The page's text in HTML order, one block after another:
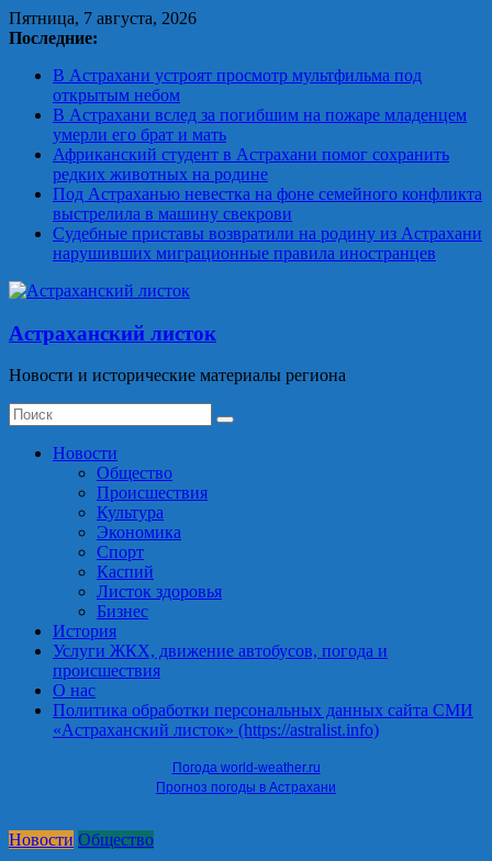
Skip
to
Пятница, 7 августа, 2026
Последние:
В Астрахани устроят просмотр мультфильма под
открытым небом
В Астрахани вслед за погибшим на пожаре младенцем
умерли его брат и мать
Африканский студент в Астрахани помог сохранить
редких животных на родине
Под Астраханью невестка на фоне семейного конфликта
выстрелила в машину свекрови
Судебные приставы возвратили на родину из Астрахани
нарушивших миграционные правила иностранцев
Астраханский листок
Новости и исторические материалы региона
Новости
Общество
Происшествия
Культура
Экономика
Спорт
Каспий
Листок здоровья
Бизнес
История
Услуги ЖКХ, движение автобусов, погода и
происшествия
О нас
Политика обработки персональных данных сайта СМИ
«Астраханский листок» (https://astralist.info)
Погода world-weather.ru
Прогноз погоды в Астрахани
Новости Общество